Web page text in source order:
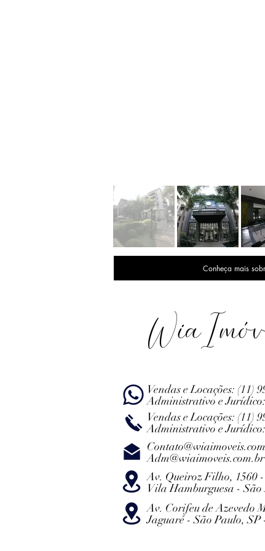
Conheça mais
Vendas e Locações: (11)
Administrativo e Jurídico:
Vendas e Locações: (11)
Administrativo e Jurídico:
Adm@wiaimoveis.com.br
Av. Queiroz Filho, 1560
Vila Hamburguesa -
Av. Corifeu de Azevedo
Jaguaré - São Paulo, SP